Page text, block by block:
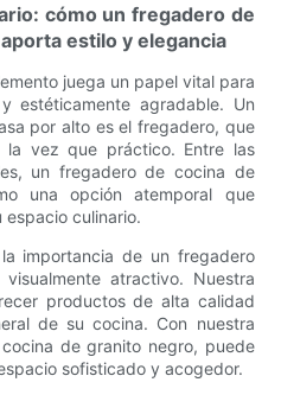
cómo un fregadero de
estilo y elegancia
juega un papel vital para
estéticamente agradable. Un
por alto es el fregadero, que
vez que práctico. Entre las
un fregadero de cocina de
una opción atemporal que
culinario.
importancia de un fregadero
atractivo. Nuestra
productos de alta calidad
de su cocina. Con nuestra
de granito negro, puede
sofisticado y acogedor.